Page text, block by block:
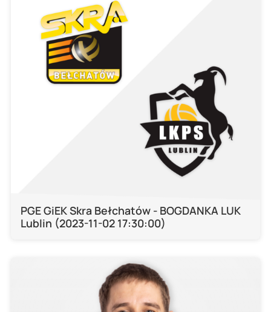
PGE GiEK Skra Bełchatów - BOGDANKA LUK
Lublin (2023-11-02 17:30:00)